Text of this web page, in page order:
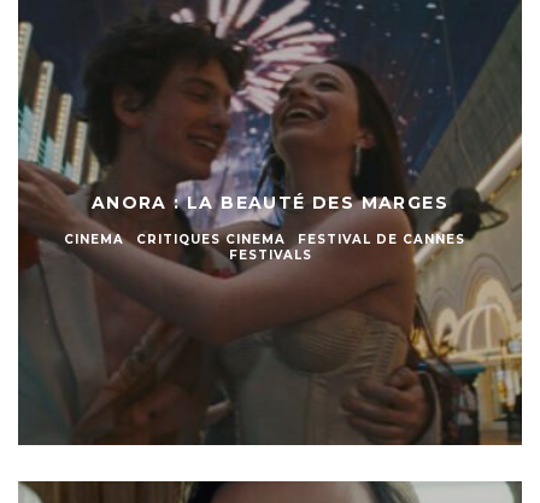
ANORA : LA BEAUTÉ DES MARGES
CINEMA CRITIQUES CINEMA
FESTIVAL DE CANNES
FESTIVALS